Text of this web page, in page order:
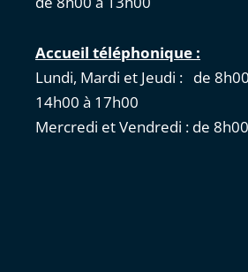
Accueil téléphonique :
Lundi, Mardi et Jeudi : de
14h00 à 17h00
Mercredi et Vendredi : de